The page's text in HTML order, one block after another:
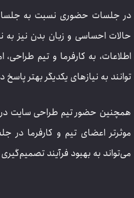
در جلسات حضوری نسبت به جلسات
حالات احساسی و زبان بدن نیز
اطلاعات، به کارفرما و تیم
توانند به نیازهای یکدیگر بهتر پاسخ
همچنین حضور تیم طراحی سایت
موثرتر اعضای تیم و کارفرما در
می‌تواند به بهبود فرآیند